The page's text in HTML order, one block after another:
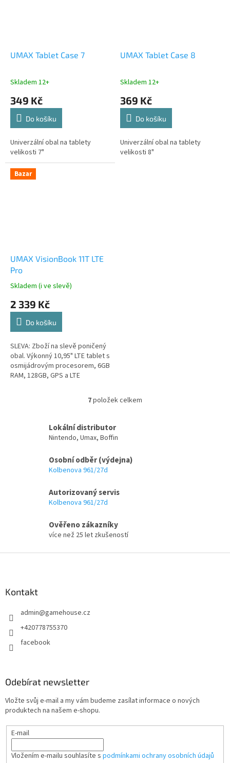
UMAX Tablet Case 7
Skladem 12+
349 Kč
Do košíku
Univerzální obal na tablety
velikosti 7"
UMAX Tablet Case 8
Skladem 12+
369 Kč
Do košíku
Univerzální obal na tablety
velikosti 8"
Bazar
UMAX VisionBook 11T LTE
Pro
Skladem (i ve slevě)
2 339 Kč
Do košíku
SLEVA: Zboží na slevě poničený
obal. Výkonný 10,95" LTE tablet s
osmijádrovým procesorem, 6GB
RAM, 128GB, GPS a LTE
O
l
á
d
c
r
y
v
p
7položek celkem
Lokální distributor
Nintendo, Umax, Boffin
Osobní odběr (výdejna)
Kolbenova 961/27d
Autorizovaný servis
Kolbenova 961/27d
Ověřeno zákazníky
více než 25 let zkušeností
Kontakt
admin@gamehouse.cz
+420778755370
facebook
Odebírat newsletter
Vložte svůj e-mail a my vám budeme zasílat informace o nových
produktech na našem e-shopu.
E-mail
Vložením e-mailu souhlasíte s podmínkami ochrany osobních údajů